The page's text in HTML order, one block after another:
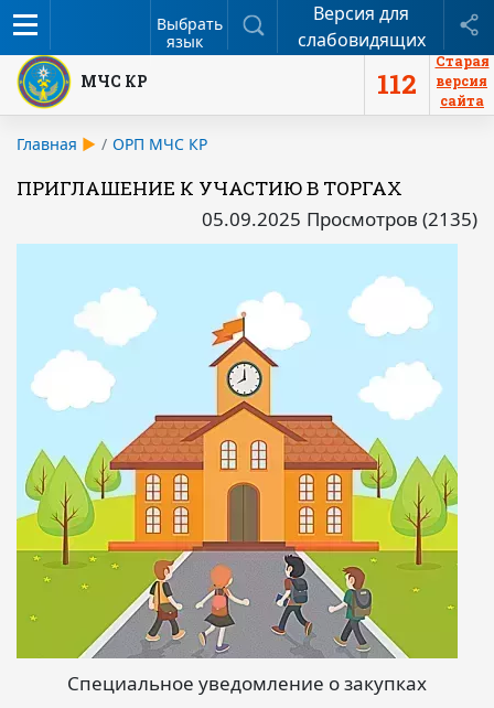
Меню
Выбрать
язык
ПоискВерсия для
слабовидящих
МЧС КР 112
Старая
версия
сайта
Главная ОРП МЧС КР
ПРИГЛАШЕНИЕ К УЧАСТИЮ В ТОРГАХ
05.09.2025 Просмотров (2135)
Специальное уведомление о закупках